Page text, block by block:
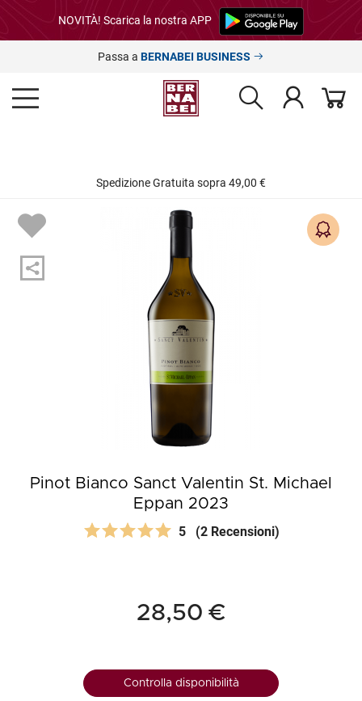
NOVITÀ! Scarica la nostra APP
Passa a BERNABEI BUSINESS
Spedizione Gratuita sopra 49,00 €
Pinot Bianco Sanct Valentin St. Michael
Eppan 2023
5 (2 Recensioni)
28,50 €
Controlla disponibilità